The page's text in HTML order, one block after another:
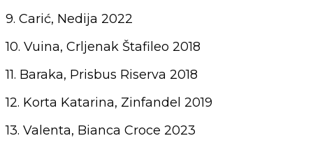
9. Carić, Nedija 2022
10. Vuina, Crljenak Štafileo 2018
11. Baraka, Prisbus Riserva 2018
12. Korta Katarina, Zinfandel 2019
13. Valenta, Bianca Croce 2023